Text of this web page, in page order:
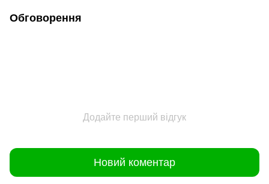
Обговорення
Додайте перший відгук
Новий коментар